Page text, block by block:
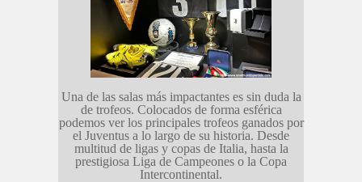
Una de las salas más impactantes es sin duda la
de trofeos. Colocados de forma esférica
podemos ver los principales trofeos ganados por
el Juventus a lo largo de su historia. Desde
multitud de ligas y copas de Italia, hasta la
prestigiosa Liga de Campeones o la Copa
Intercontinental.